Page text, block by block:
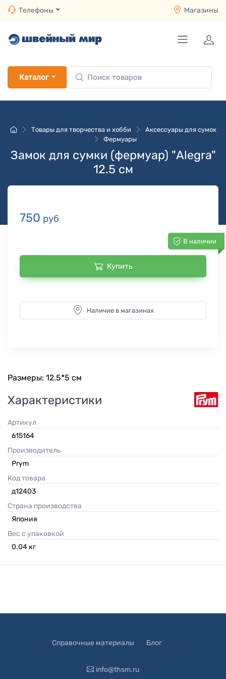
Телефоны Магазины
Каталог
Товары для творчества и хобби
Аксессуары для сумок
Фермуары
Замок для сумки (фермуар) "Alegra"
12.5 см
750 руб
В наличии
Купить
Наличие в магазинах
Размеры: 12.5*5 см
Характеристики
Артикул
615164
Производитель
Prym
Код товара
д12403
Страна производства
Япония
Вес с упаковкой
0.04 кг
Справочные материалы Блог
info@thsm.ru